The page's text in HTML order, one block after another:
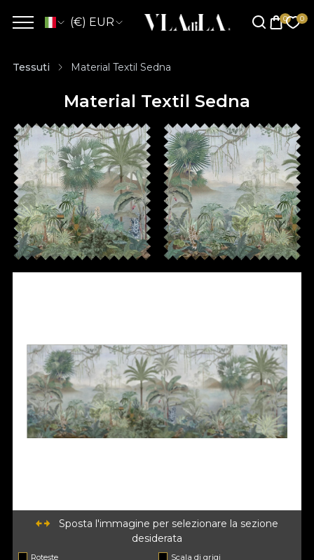
(€) EUR
Tessuti Material Textil Sedna
Material Textil Sedna
Sposta l'immagine per selezionare la sezione
desiderata
Rotește
Scala di grigi